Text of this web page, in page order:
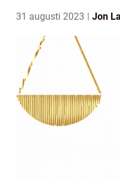
31 augusti 2023 Jon